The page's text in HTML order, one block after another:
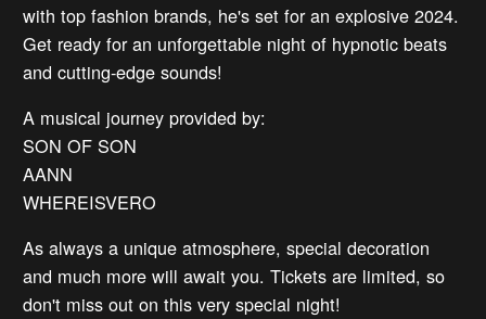
with top fashion brands, he's set for an explosive 2024.
Get ready for an unforgettable night of hypnotic beats
and cutting-edge sounds!
A musical journey provided by:
SON OF SON
AANN
WHEREISVERO
As always a unique atmosphere, special decoration
and much more will await you. Tickets are limited, so
don't miss out on this very special night!